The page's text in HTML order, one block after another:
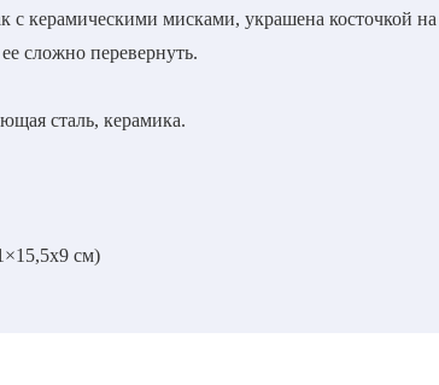
с керамическими мисками, украшена косточкой
сложно перевернуть.
сталь, керамика.
см)